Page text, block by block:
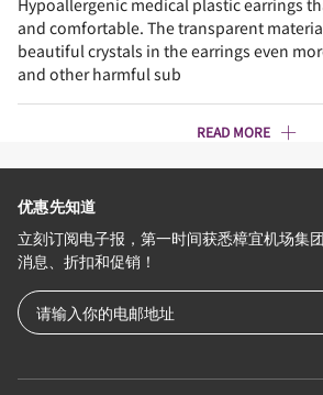
and comfortable. The transparent
beautiful crystals in the earrings even
and other harmful sub
READ MORE
优惠先知道
立刻订阅电子报，第一时间获悉樟宜机场集
消息、折扣和促销！